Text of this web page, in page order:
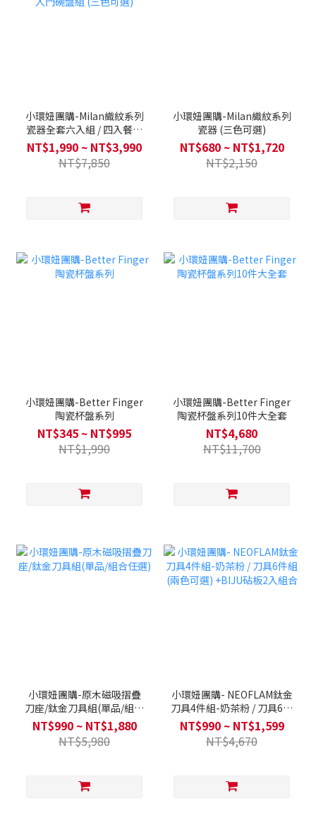
小環妞團購-Milan織紋系列
瓷器全套六入組 / 四入餐盤
組 / 入門碗盤組 (三色可選)
NT$1,990 ~ NT$3,990
NT$7,850
小環妞團購-Milan織紋系列
瓷器 (三色可選)
NT$680 ~ NT$1,720
NT$2,150
小環妞團購-Better Finger
陶瓷杯盤系列
NT$345 ~ NT$995
NT$1,990
小環妞團購-Better Finger
陶瓷杯盤系列10件大全套
NT$4,680
NT$11,700
小環妞團購-原木磁吸摺疊
刀座/鈦金刀具組(單品/組合
任選)
NT$990 ~ NT$1,880
NT$5,980
小環妞團購- NEOFLAM鈦金
刀具4件組-奶茶粉 / 刀具6件
組(兩色可選) +BIJU砧板2入
組合
NT$990 ~ NT$1,599
NT$4,670